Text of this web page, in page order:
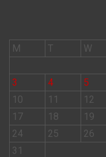
M
T W
3
4 5
10
11 12
17
18 19
24
25 26
31